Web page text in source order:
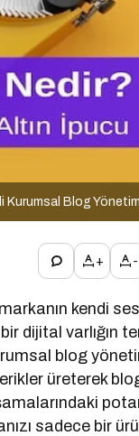
Kurumsal Blog
+ -
kendi
dijital varlığın
blog
üreterek
sadece bir